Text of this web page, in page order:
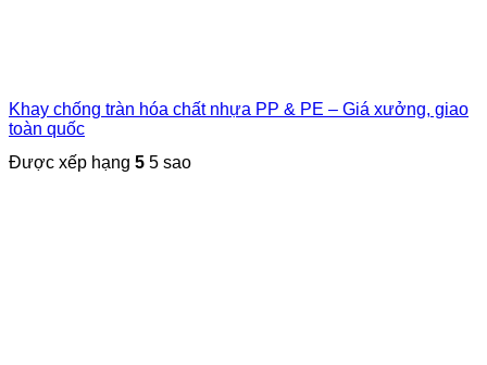
Khay chống tràn hóa chất nhựa PP & PE – Giá xưởng, giao
toàn quốc
Được xếp hạng 5 5 sao